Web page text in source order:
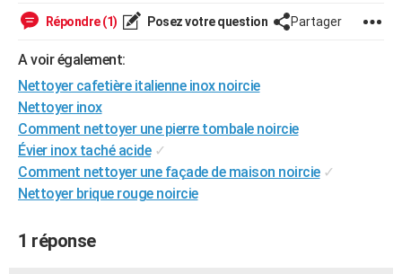
Forum
Aménagement intérieur
Extérieur
Cuisine
Salle de bains
Jardinage
Rangement
WEEK-END
Guides de France
Escapades
Patrimoine
Expositions
Musées
Week-end nature
+LIFESTYLE
Art de vivre
Bien-être
Loisirs
Mode
Modes de vie
SANTE
Alimentation
Guide de la santé
Maladies
Médicaments
Sommeil
VOYAGE
Destinations
City break
Voyage nature
Voyage de noces
Forum
Climat
+PHOTO
BONS PLANS
Répondre (1) Posez votre question Partager
A voir également:
Nettoyer cafetière italienne inox noircie
Nettoyer inox
Comment nettoyer une pierre tombale noircie
Évier inox taché acide ✓
Comment nettoyer une façade de maison noircie ✓
Nettoyer brique rouge noircie
1 réponse